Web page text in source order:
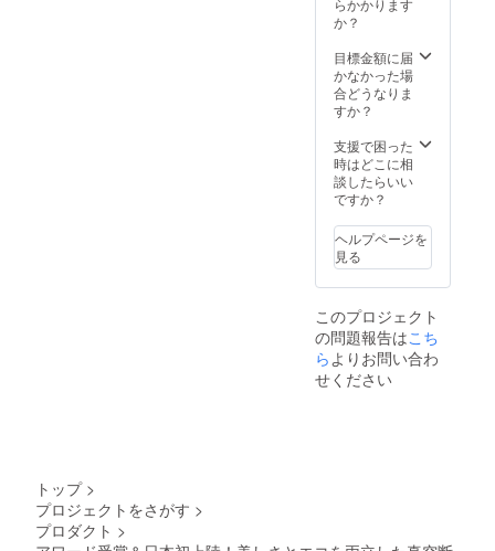
か？
目標金額に届
かなかった場
合どうなりま
すか？
支援で困った
時はどこに相
談したらいい
ですか？
ヘルプページを
見る
このプロジェクト
の問題報告はこち
ら よりお問い合わ
せください
トップ >
プロジェクトをさがす >
プロダクト >